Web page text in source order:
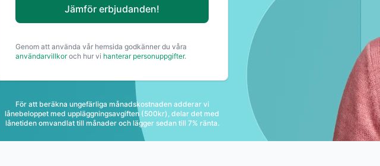
Jämför erbjudanden!
Genom att använda vår hemsida godkänner du våra
användarvillkoroch hur vi hanterar personuppgifter.
För att beräkna ungefärliga månadskostnaden adderar vi
lånebeloppet med uppläggningsavgiften (500kr), delar det med
lånetiden omvandlat till månader och lägger sedan till 7% ränta.